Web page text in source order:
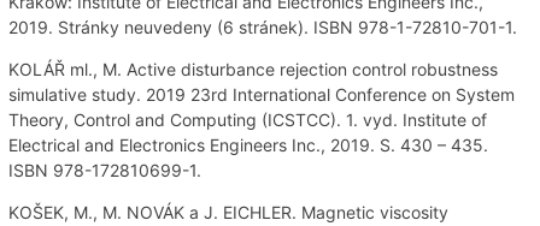
2019. Stránky neuvedeny (6 stránek). ISBN 978-1-72810-701-1.
KOLÁŘ ml., M. Active disturbance rejection control robustness
simulative study. 2019 23rd International Conference on System
Theory, Control and Computing (ICSTCC). 1. vyd. Institute of
Electrical and Electronics Engineers Inc., 2019. S. 430 – 435.
ISBN 978-172810699-1.
KOŠEK, M., M. NOVÁK a J. EICHLER. Magnetic viscosity